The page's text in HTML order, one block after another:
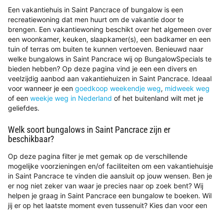
Een vakantiehuis in Saint Pancrace of bungalow is een
recreatiewoning dat men huurt om de vakantie door te
brengen. Een vakantiewoning beschikt over het algemeen over
een woonkamer, keuken, slaapkamer(s), een badkamer en een
tuin of terras om buiten te kunnen vertoeven. Benieuwd naar
welke bungalows in Saint Pancrace wij op BungalowSpecials te
bieden hebben? Op deze pagina vind je een een divers en
veelzijdig aanbod aan vakantiehuizen in Saint Pancrace. Ideaal
voor wanneer je een goedkoop weekendje weg, midweek weg
of een weekje weg in Nederland of het buitenland wilt met je
geliefdes.
Welk soort bungalows in Saint Pancrace zijn er
beschikbaar?
Op deze pagina filter je met gemak op de verschillende
mogelijke voorzieningen en/of faciliteiten om een vakantiehuisje
in Saint Pancrace te vinden die aansluit op jouw wensen. Ben je
er nog niet zeker van waar je precies naar op zoek bent? Wij
helpen je graag in Saint Pancrace een bungalow te boeken. Wil
jij er op het laatste moment even tussenuit? Kies dan voor een